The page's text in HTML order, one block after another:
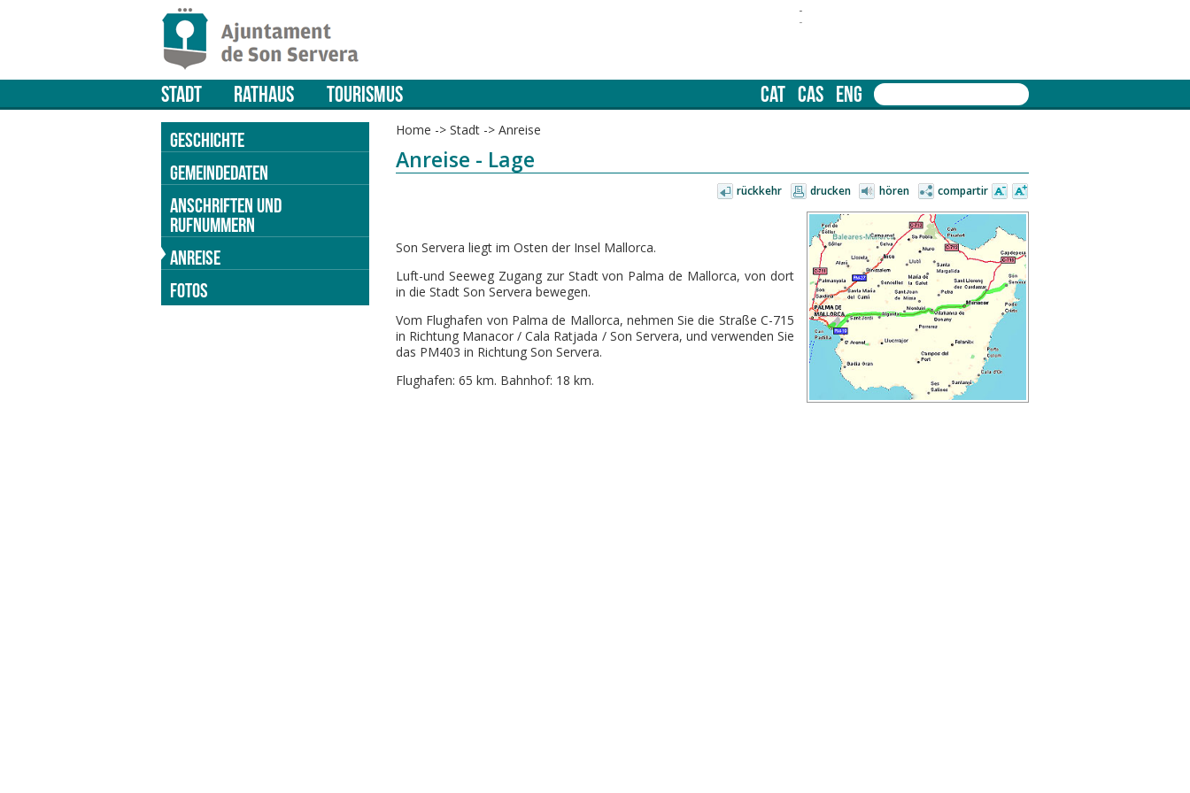
-
-
STADT RATHAUS TOURISMUS CAT CAS ENG
Home -> Stadt -> Anreise
Anreise - Lage
rückkehr drucken hören compartir
Son Servera liegt im Osten der Insel Mallorca.
Luft-und Seeweg Zugang zur Stadt von Palma de Mallorca, von dort
in die Stadt Son Servera bewegen.
Vom Flughafen von Palma de Mallorca, nehmen Sie die Straße C-715
in Richtung Manacor / Cala Ratjada / Son Servera, und verwenden Sie
das PM403 in Richtung Son Servera.
Flughafen: 65 km. Bahnhof: 18 km.
GESCHICHTE
GEMEINDEDATEN
ANSCHRIFTEN UND
RUFNUMMERN
ANREISE
FOTOS